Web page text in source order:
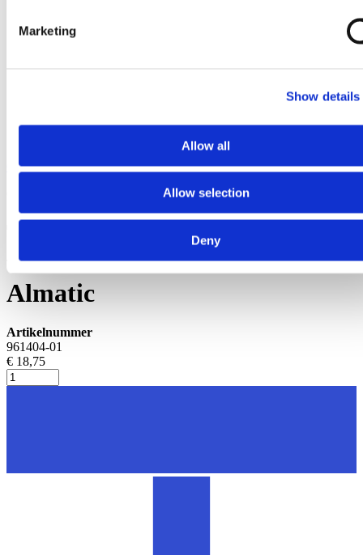
Marketing
Show details
Allow all
Allow selection
Deny
Ga naar het begin van de afbeeldingen-gallerij
Tepelvoeringbeker passend
voor DeLaval 961404-01
Almatic
Artikelnummer
961404-01
€ 18,75